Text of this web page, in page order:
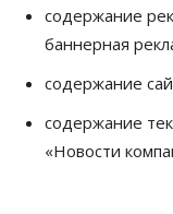
07 Августа 2026,
Бизнес
выстраивают
07 Августа 2026,
содержание
баннерная
содержание
содержание
«Новости